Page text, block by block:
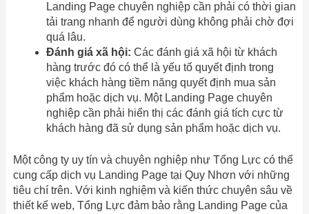
Landing Page chuyên nghiệp cần phải có thời gian
tải trang nhanh để người dùng không phải chờ đợi
quá lâu.
Đánh giá xã hội: Các đánh giá xã hội từ khách
hàng trước đó có thể là yếu tố quyết định trong
việc khách hàng tiềm năng quyết định mua sản
phẩm hoặc dịch vụ. Một Landing Page chuyên
nghiệp cần phải hiển thị các đánh giá tích cực từ
khách hàng đã sử dụng sản phẩm hoặc dịch vụ.
Một công ty uy tín và chuyên nghiệp như Tổng Lực có thể
cung cấp dịch vụ Landing Page tại Quy Nhơn với những
tiêu chí trên. Với kinh nghiệm và kiến thức chuyên sâu về
thiết kế web, Tổng Lực đảm bảo rằng Landing Page của